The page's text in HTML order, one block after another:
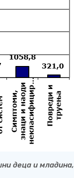
деца и младина,